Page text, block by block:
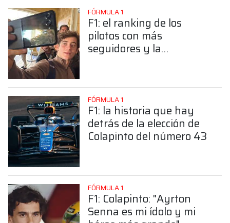
FÓRMULA 1
F1: el ranking de los
pilotos con más
seguidores y la
FÓRMULA 1
F1: la historia que hay
detrás de la elección de
Colapinto del número 43
FÓRMULA 1
F1: Colapinto: "Ayrton
Senna es mi ídolo y mi